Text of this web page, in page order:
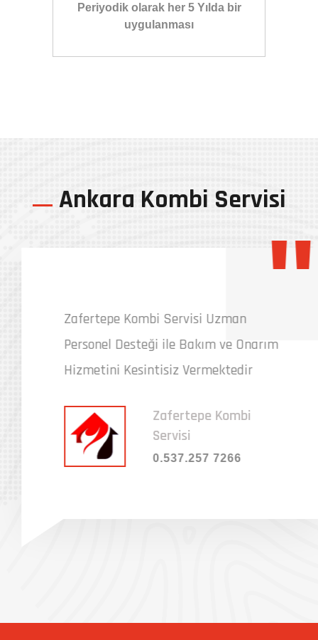
Periyodik olarak her 5 Yılda bir
uygulanması
Ankara Kombi Servisi
"
Zafertepe Kombi Servisi Uzman
Personel Desteği ile Bakım ve Onarım
Hizmetini Kesintisiz Vermektedir
Zafertepe Kombi
Servisi
0.537.257 7266